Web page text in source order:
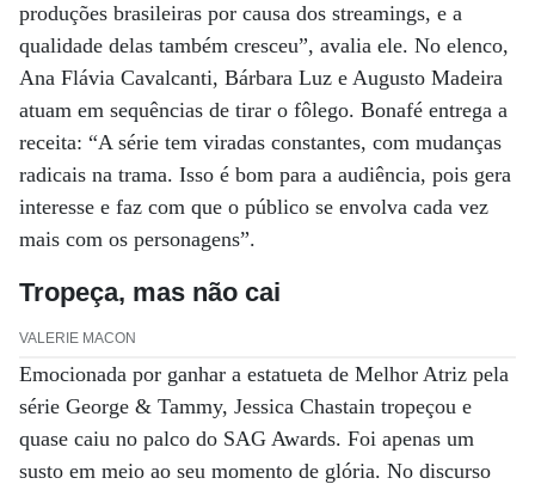
produções brasileiras por causa dos streamings, e a
qualidade delas também cresceu”, avalia ele. No elenco,
Ana Flávia Cavalcanti, Bárbara Luz e Augusto Madeira
atuam em sequências de tirar o fôlego. Bonafé entrega a
receita: “A série tem viradas constantes, com mudanças
radicais na trama. Isso é bom para a audiência, pois gera
interesse e faz com que o público se envolva cada vez
mais com os personagens”.
Tropeça, mas não cai
VALERIE MACON
Emocionada por ganhar a estatueta de Melhor Atriz pela
série George & Tammy, Jessica Chastain tropeçou e
quase caiu no palco do SAG Awards. Foi apenas um
susto em meio ao seu momento de glória. No discurso